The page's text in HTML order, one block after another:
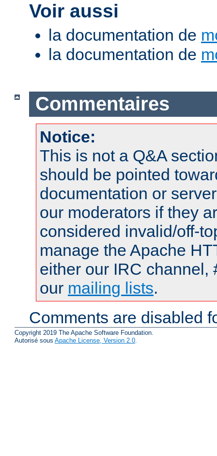
Voir aussi
la documentation de
la documentation de
Commentaires
Notice:
This is not a Q&A
should be pointed
documentation or
our moderators if they
considered invalid/off-
manage the Apache
either our IRC channel,
our mailing lists.
Comments are disabled
Copyright 2019 The Apache Software Foundation.
Autorisé sous Apache License, Version 2.0